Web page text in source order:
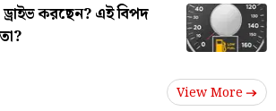
করছেন? এই বিপদ
View More